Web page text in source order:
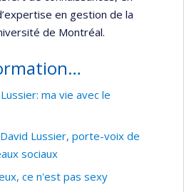
en gestion de la
de Montréal.
ma vie avec le
Lussier, porte-voix de
sociaux
ce n'est pas sexy